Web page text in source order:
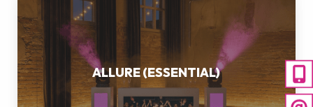
ALLURE (ESSENTIAL)
(ESSENTIAL)